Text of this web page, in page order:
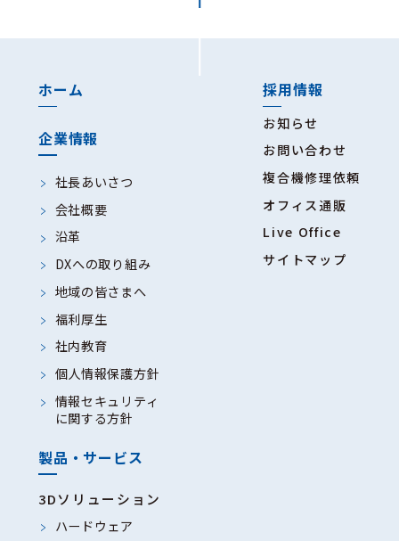
ホーム
企業情報
社長あいさつ
会社概要
沿革
DXへの取り組み
地域の皆さまへ
福利厚生
社内教育
個人情報保護方針
情報セキュリティ
に関する方針
採用情報
お知らせ
お問い合わせ
複合機修理依頼
オフィス通販
Live Office
サイトマップ
製品・サービス
3Dソリューション
ハードウェア